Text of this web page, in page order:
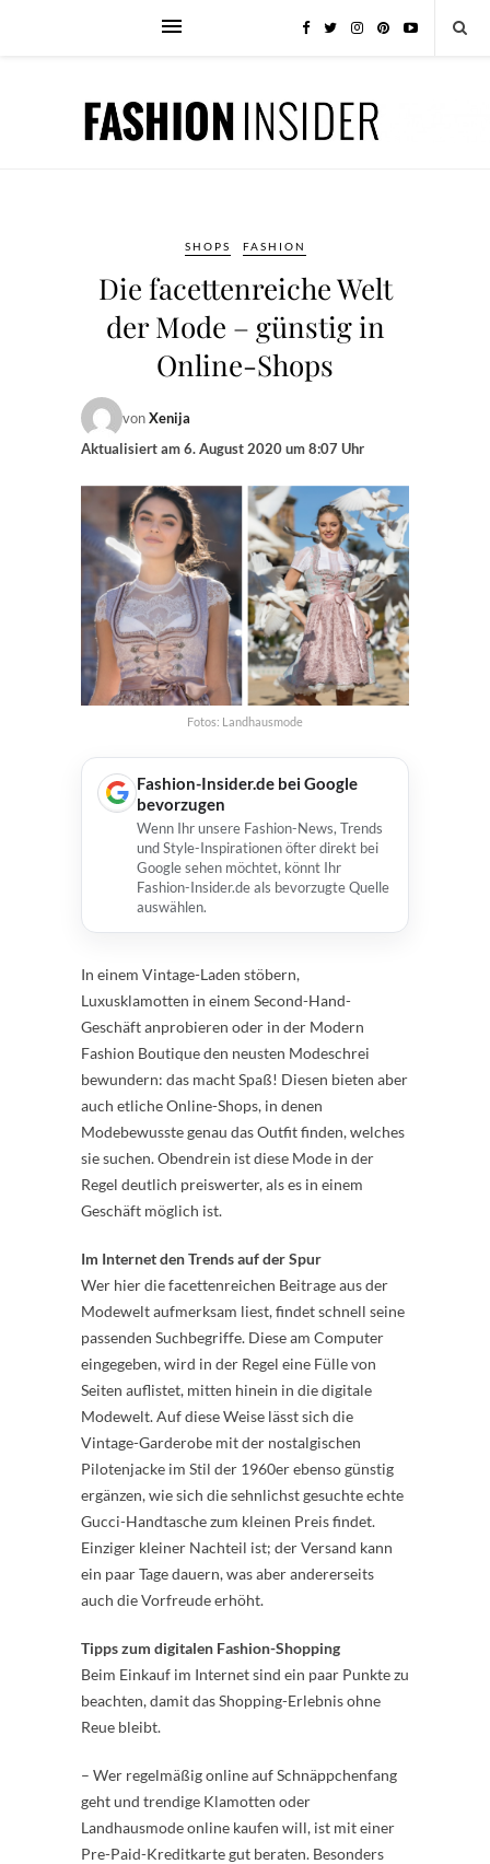
SHOPS FASHION
Die facettenreiche Welt
der Mode – günstig in
Online-Shops
vonXenija
Aktualisiert am6. August 2020 um 8:07 Uhr
Fotos: Landhausmode
Fashion-Insider.de bei Google
bevorzugen
Wenn Ihr unsere Fashion-News, Trends
und Style-Inspirationen öfter direkt bei
Google sehen möchtet, könnt Ihr
Fashion-Insider.de als bevorzugte Quelle
auswählen.
In einem Vintage-Laden stöbern,
Luxusklamotten in einem Second-Hand-
Geschäft anprobieren oder in der Modern
Fashion Boutique den neusten Modeschrei
bewundern: das macht Spaß! Diesen bieten aber
auch etliche Online-Shops, in denen
Modebewusste genau das Outfit finden, welches
sie suchen. Obendrein ist diese Mode in der
Regel deutlich preiswerter, als es in einem
Geschäft möglich ist.
Im Internet den Trends auf der Spur
Wer hier die facettenreichen Beitrage aus der
Modewelt aufmerksam liest, findet schnell seine
passenden Suchbegriffe. Diese am Computer
eingegeben, wird in der Regel eine Fülle von
Seiten auflistet, mitten hinein in die digitale
Modewelt. Auf diese Weise lässt sich die
Vintage-Garderobe mit der nostalgischen
Pilotenjacke im Stil der 1960er ebenso günstig
ergänzen, wie sich die sehnlichst gesuchte echte
Gucci-Handtasche zum kleinen Preis findet.
Einziger kleiner Nachteil ist; der Versand kann
ein paar Tage dauern, was aber andererseits
auch die Vorfreude erhöht.
Tipps zum digitalen Fashion-Shopping
Beim Einkauf im Internet sind ein paar Punkte zu
beachten, damit das Shopping-Erlebnis ohne
Reue bleibt.
– Wer regelmäßig online auf Schnäppchenfang
geht und trendige Klamotten oder
Landhausmode online kaufen will, ist mit einer
Pre-Paid-Kreditkarte gut beraten. Besonders